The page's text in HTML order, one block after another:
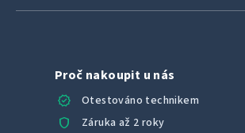
Proč nakoupit u nás
verified
Otestováno technikem
shield Záruka až 2 roky